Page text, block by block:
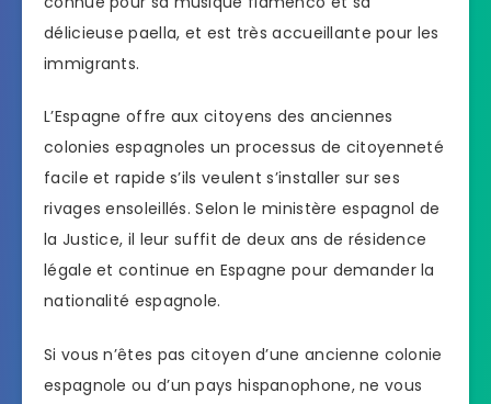
délicieuse paella, et est très accueillante pour les
immigrants.
L’Espagne offre aux citoyens des anciennes
colonies espagnoles un processus de citoyenneté
facile et rapide s’ils veulent s’installer sur ses
rivages ensoleillés. Selon le ministère espagnol de
la Justice, il leur suffit de deux ans de résidence
légale et continue en Espagne pour demander la
nationalité espagnole.
Si vous n’êtes pas citoyen d’une ancienne colonie
espagnole ou d’un pays hispanophone, ne vous